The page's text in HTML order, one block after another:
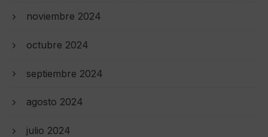
noviembre 2024
octubre 2024
septiembre 2024
agosto 2024
julio 2024